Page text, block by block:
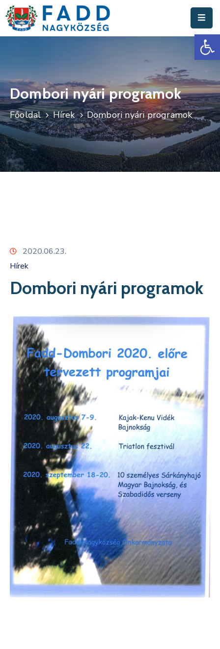
Polgármesteri
Hivatal
Fadd
Nagyközség
Turisztika
Választási
Dombori nyári programok
Főoldal Hírek Dombori nyári programok
2020.06.23.
Hírek
Dombori nyári programok